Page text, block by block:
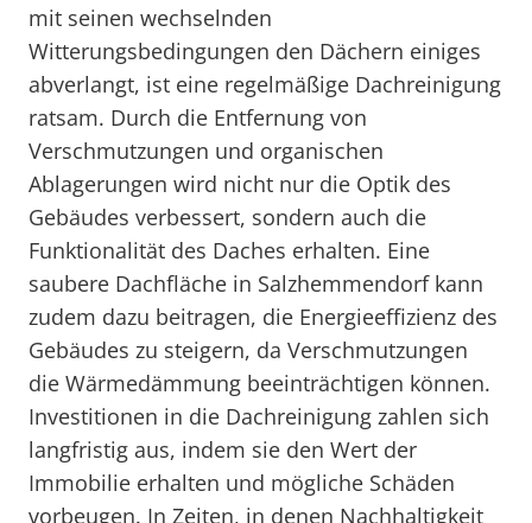
mit seinen wechselnden
Witterungsbedingungen den Dächern einiges
abverlangt, ist eine regelmäßige Dachreinigung
ratsam. Durch die Entfernung von
Verschmutzungen und organischen
Ablagerungen wird nicht nur die Optik des
Gebäudes verbessert, sondern auch die
Funktionalität des Daches erhalten. Eine
saubere Dachfläche in Salzhemmendorf kann
zudem dazu beitragen, die Energieeffizienz des
Gebäudes zu steigern, da Verschmutzungen
die Wärmedämmung beeinträchtigen können.
Investitionen in die Dachreinigung zahlen sich
langfristig aus, indem sie den Wert der
Immobilie erhalten und mögliche Schäden
vorbeugen. In Zeiten, in denen Nachhaltigkeit